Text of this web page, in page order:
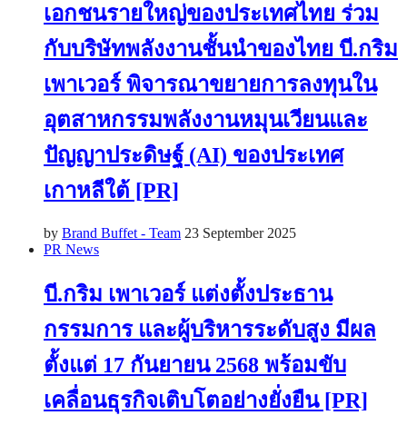
เอกชนรายใหญ่ของประเทศไทย ร่วม
กับบริษัทพลังงานชั้นนำของไทย บี.กริม
เพาเวอร์ พิจารณาขยายการลงทุนใน
อุตสาหกรรมพลังงานหมุนเวียนและ
ปัญญาประดิษฐ์ (AI) ของประเทศ
เกาหลีใต้ [PR]
by Brand Buffet - Team 23 September 2025
PR News
บี.กริม เพาเวอร์ แต่งตั้งประธาน
กรรมการ และผู้บริหารระดับสูง มีผล
ตั้งแต่ 17 กันยายน 2568 พร้อมขับ
เคลื่อนธุรกิจเติบโตอย่างยั่งยืน [PR]